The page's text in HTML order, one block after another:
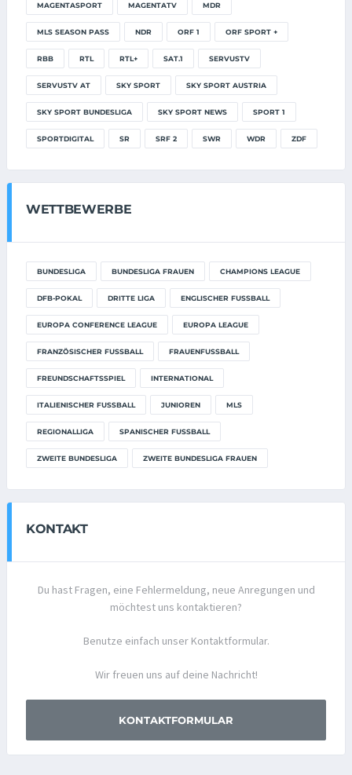
MAGENTASPORT MAGENTATV MDR
MLS SEASON PASS NDR ORF 1 ORF SPORT +
RBB RTL RTL+ SAT.1 SERVUSTV
SERVUSTV AT SKY SPORT SKY SPORT AUSTRIA
SKY SPORT BUNDESLIGA SKY SPORT NEWS SPORT 1
SPORTDIGITAL SR SRF 2 SWR WDR ZDF
WETTBEWERBE
BUNDESLIGA BUNDESLIGA FRAUEN CHAMPIONS LEAGUE
DFB-POKAL DRITTE LIGA ENGLISCHER FUSSBALL
EUROPA CONFERENCE LEAGUE EUROPA LEAGUE
FRANZÖSISCHER FUSSBALL FRAUENFUSSBALL
FREUNDSCHAFTSSPIEL INTERNATIONAL
ITALIENISCHER FUSSBALL JUNIOREN MLS
REGIONALLIGA SPANISCHER FUSSBALL
ZWEITE BUNDESLIGA ZWEITE BUNDESLIGA FRAUEN
KONTAKT
Du hast Fragen, eine Fehlermeldung, neue Anregungen und
möchtest uns kontaktieren?
Benutze einfach unser Kontaktformular.
Wir freuen uns auf deine Nachricht!
KONTAKTFORMULAR